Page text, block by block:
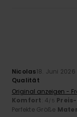
Nicolas18. Juni 2026
Qualität
Original anzeigen -
Komfort: 4 /5
Perfekte Größe